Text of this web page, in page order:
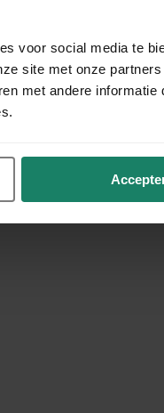
voor social media te
site met onze
met andere informatie